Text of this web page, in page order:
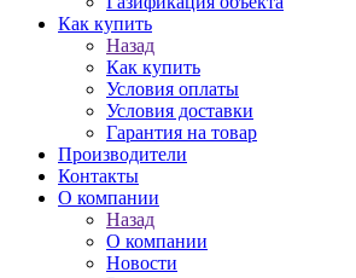
Как купить
Назад
Как купить
Условия оплаты
Условия доставки
Гарантия на товар
Производители
Контакты
О компании
Назад
О компании
Новости